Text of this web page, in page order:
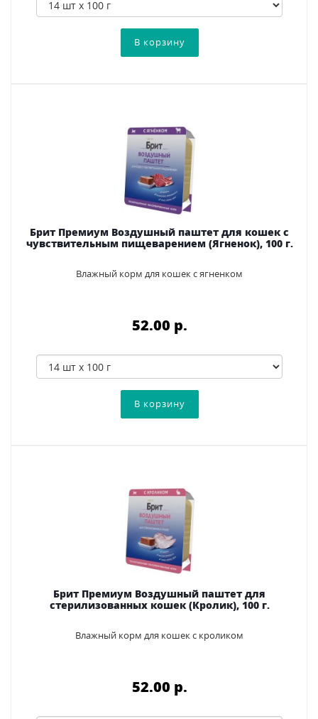
Брит Премиум Воздушный паштет для кошек с
чувствительным пищеварением (Ягненок), 100 г.
Влажный корм для кошек с ягненком
52.00 p.
Брит Премиум Воздушный паштет для
стерилизованных кошек (Кролик), 100 г.
Влажный корм для кошек с кроликом
52.00 p.